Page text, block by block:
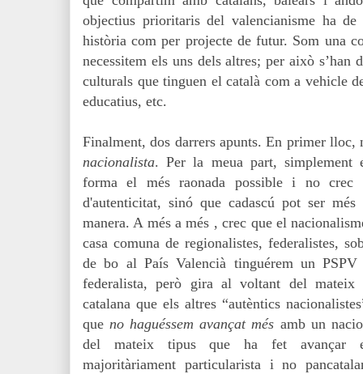
objectius prioritaris del valencianisme ha
història com per projecte de futur. Som una
necessitem els uns dels altres; per això s’han
culturals que tinguen el català com a vehicle
educatius, etc.
Finalment, dos darrers apunts. En primer
nacionalista. Per la meua part, simplement
forma el més raonada possible i no crec
d'autenticitat, sinó que cadascú pot ser
manera. A més a més , crec que el
casa comuna de regionalistes, federalistes,
de bo al País Valencià tinguérem un
federalista, però gira al voltant del mateix
catalana que els altres “autèntics
queno haguéssem avançat més amb un
del mateix tipus que ha fet avançar
majoritàriament particularista i no